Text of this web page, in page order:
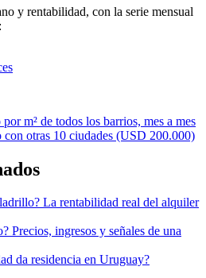
y rentabilidad, con la serie mensual
m² de todos los barrios, mes a mes
otras 10 ciudades (USD 200.000)
La rentabilidad real del alquiler
Precios, ingresos y señales de una
da residencia en Uruguay?